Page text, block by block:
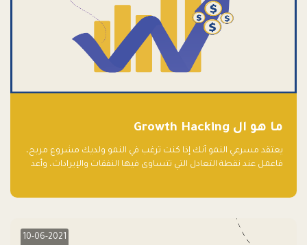
ما هو ال Growth Hacking
يعتقد مسرعي النمو أنك إذا كنت ترغب في النمو ولديك مشروع مربح،
فاعمل عند نقطة التعادل التي تتساوى فيها النفقات والإيرادات، وأعد
10-06-2021